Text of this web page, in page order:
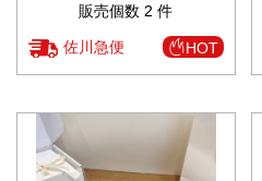
販売個数 2 件
佐川急便 HOT